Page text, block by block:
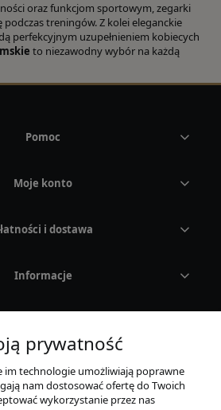
oraz funkcjom sportowym, zegarki
podczas treningów. Z kolei eleganckie
perfekcyjnym uzupełnieniem kobiecych
to niezawodny wybór na każdą
Pomoc
Moje konto
i dostawa
Informacje
prywatność
im technologie umożliwiają poprawne
nam dostosować ofertę do Twoich
wykorzystanie przez nas